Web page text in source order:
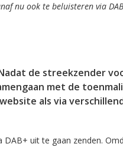
nu ook te beluisteren via
de streekzender
met de
als via
uit te gaan zenden.